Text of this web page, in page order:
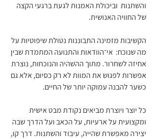
והשתנות  וביכולת האמנות לגעת ברגעי הקצה
של החוויה האנושית.
הקשיבות מזמינה התבוננות נטולת שיפוטיות על
מה שנוכח:  אי־הוודאות והתנועה המתמדת שבין
אחיזה לשחרור. מתוך ההשהיה והנוכחות, נוצרת
אפשרות לפגוש את המוות לא רק כסיום, אלא גם
כשער להבנה עמוקה יותר של החיים.
כל יוצר ויוצרת מביאים נקודת מבט אישית
ומקצועית על ארעיות, על הכאב ועל הדרך שבה
יצירה מאפשרת שהייה, עיבוד והשתנות. דרך קו,